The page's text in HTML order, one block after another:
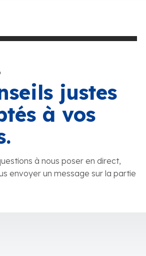
justes
à vos
à nous poser en direct,
envoyer un message sur la partie